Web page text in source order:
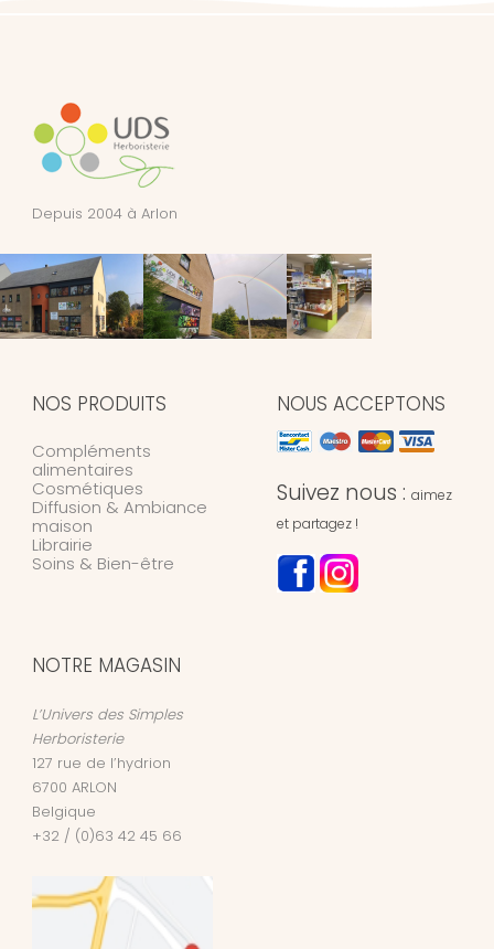
Depuis 2004 à Arlon
NOS PRODUITS
Compléments
alimentaires
Cosmétiques
Diffusion & Ambiance
maison
Librairie
Soins & Bien-être
NOUS ACCEPTONS
Suivez nous : aimez
et partagez !
NOTRE MAGASIN
L’Univers des Simples
Herboristerie
127 rue de l’hydrion
6700 ARLON
Belgique
+32 / (0)63 42 45 66